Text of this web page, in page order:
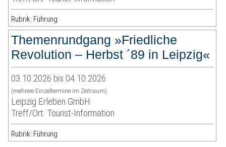
Rubrik: Führung
Themenrundgang »Friedliche
Revolution – Herbst ´89 in Leipzig«
03.10.2026 bis 04.10.2026
(mehrere Einzeltermine im Zeitraum)
Leipzig Erleben GmbH
Treff/Ort: Tourist-Information
Rubrik: Führung